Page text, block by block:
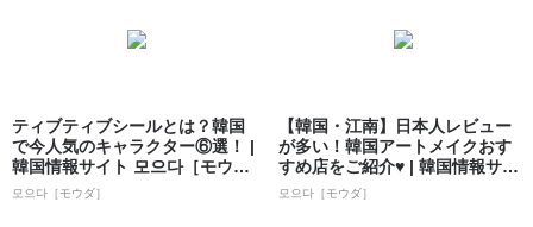
ティブティブシールとは？韓国
で今人気のキャラクター⑥選！ |
韓国情報サイト 모으다［モウ
ダ］
모으다［モウダ］
【韓国・江南】日本人レビュー
が多い！韓国アートメイクおす
すめ店をご紹介♥ | 韓国情報サイ
ト 모으...
모으다［モウダ］